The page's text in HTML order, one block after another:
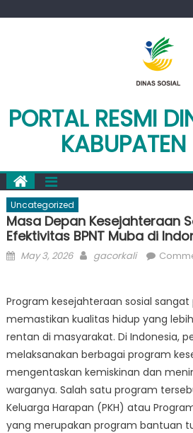
PORTAL RESMI
Uncategorized
Masa Depan Kesejahteraan
Efektivitas BPNT Muba di
Posted
May 3, 2026 Author
gacorkali
Program kesejahteraan sosial
memastikan kualitas hidup yang
rentan di masyarakat. Di Indonesia,
melaksanakan berbagai program
mengentaskan kemiskinan dan
warganya. Salah satu program
Keluarga Harapan (PKH) atau
yang merupakan program bantuan